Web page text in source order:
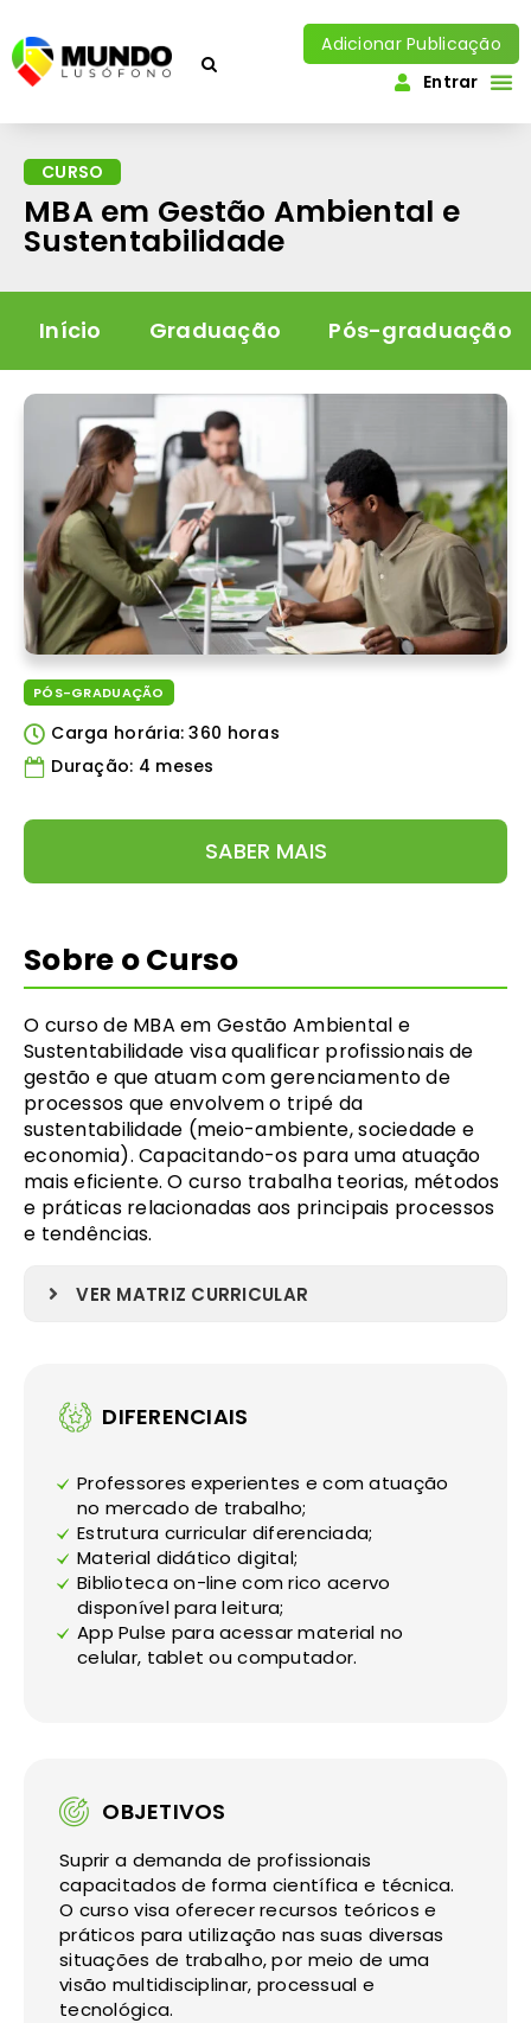
Adicionar Publicação
Entrar
CURSO
MBA em Gestão Ambiental e
Sustentabilidade
Início Graduação Pós-graduação
Sobre o Curso
O curso de MBA em Gestão Ambiental e
Sustentabilidade visa qualificar profissionais de
gestão e que atuam com gerenciamento de
processos que envolvem o tripé da
sustentabilidade (meio-ambiente, sociedade e
economia). Capacitando-os para uma atuação
mais eficiente. O curso trabalha teorias, métodos
e práticas relacionadas aos principais processos
e tendências.
VER MATRIZ CURRICULAR
DIFERENCIAIS
Professores experientes e com atuação
no mercado de trabalho;
Estrutura curricular diferenciada;
Material didático digital;
Biblioteca on-line com rico acervo
disponível para leitura;
App Pulse para acessar material no
celular, tablet ou computador.
OBJETIVOS
Suprir a demanda de profissionais
capacitados de forma científica e técnica.
O curso visa oferecer recursos teóricos e
práticos para utilização nas suas diversas
situações de trabalho, por meio de uma
visão multidisciplinar, processual e
tecnológica.
PÓS-GRADUAÇÃO
Carga horária: 360 horas
Duração: 4 meses
SABER MAIS